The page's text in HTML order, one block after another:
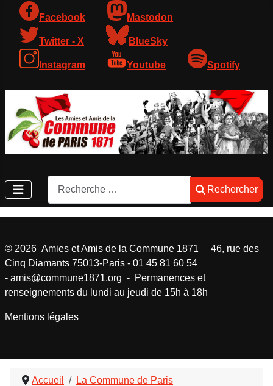
Facebook Mastodon
Twitter - X BlueSky
Instagram Youtube Spotify
Rechercher
Rechercher
Accueil
La Commune de Paris
© 2026 Amies et Amis de la Commune 1871 46, rue des
Cinq Diamants 75013-Paris - 01 45 81 60 54
- amis@commune1871.org - Permanences et
renseignements du lundi au jeudi de 15h à 18h
Mentions légales